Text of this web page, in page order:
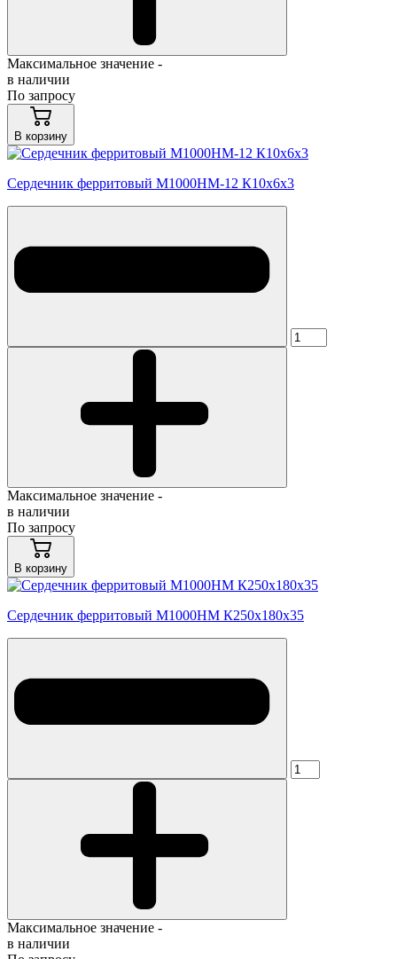
Максимальное значение -
в наличии
По запросу
В корзину
Сердечник ферритовый М1000НМ-12 К10х6х3
Максимальное значение -
в наличии
По запросу
В корзину
Сердечник ферритовый М1000НМ К250х180х35
Максимальное значение -
в наличии